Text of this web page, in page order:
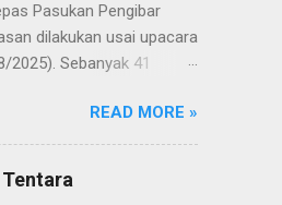
Pasukan Pengibar
dilakukan usai upacara
2025). Sebanyak 41
menuntaskan
kebangsaan yang
rasa bangga dan
pelatih, serta para
READ MORE »